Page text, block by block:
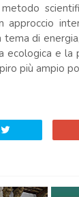
approccio
di
ecologica e
più ampio